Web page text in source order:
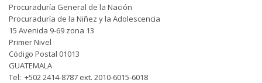
Procuraduría General de la Nación
Procuraduría de la Niñez y la Adolescencia
15 Avenida 9-69 zona 13
Primer Nivel
Código Postal 01013
GUATEMALA
Tel: +502 2414-8787 ext. 2010-6015-6018